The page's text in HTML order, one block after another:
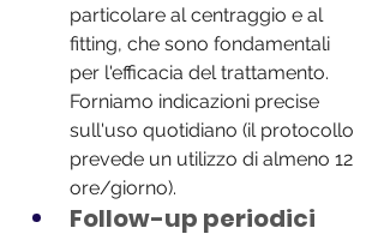
particolare al centraggio e al
fitting, che sono fondamentali
per l'efficacia del trattamento.
Forniamo indicazioni precise
sull'uso quotidiano (il protocollo
prevede un utilizzo di almeno 12
ore/giorno).
Follow-up periodici